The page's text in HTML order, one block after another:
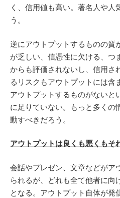
く、信用値も高い。著名人や人
う。
逆にアウトプットするものの質
が乏しい、信憑性に欠ける、つ
からも評価されないし、信用さ
るリスクもアウトプットには含
アウトプットするものがないと
に足りていない。もっと多くの
動すべきだろう。
アウトプットは良くも悪くもそ
会話やプレゼン、文章などがア
られるが、どれも全て他者に向
となる。アウトプット自体が発